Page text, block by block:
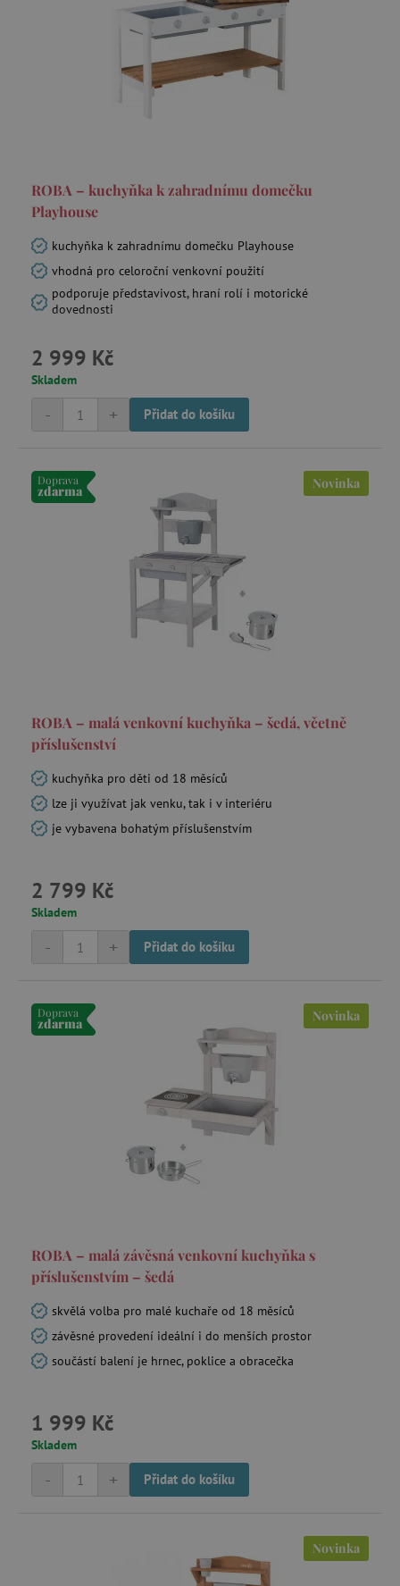
ROBA – kuchyňka k zahradnímu domečku
Playhouse
kuchyňka k zahradnímu domečku Playhouse
vhodná pro celoroční venkovní použití
podporuje představivost, hraní rolí i motorické
dovednosti
2 999 Kč
Skladem
+
- Přidat do košíku
Doprava
zdarma Novinka
ROBA – malá venkovní kuchyňka – šedá, včetně
příslušenství
kuchyňka pro děti od 18 měsíců
lze ji využívat jak venku, tak i v interiéru
je vybavena bohatým příslušenstvím
2 799 Kč
Skladem
+
- Přidat do košíku
Doprava
zdarma Novinka
ROBA – malá závěsná venkovní kuchyňka s
příslušenstvím – šedá
skvělá volba pro malé kuchaře od 18 měsíců
závěsné provedení ideální i do menších prostor
součástí balení je hrnec, poklice a obracečka
1 999 Kč
Skladem
+
- Přidat do košíku
Novinka